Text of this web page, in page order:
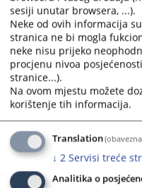
the
question
mark
key
to
get
the
keyboard
shortcuts
for
changing
dates.
to
get
sesiji unutar browsera, ...).
Neke od ovih informacija
stranica ne bi mogla
neke nisu prijeko
procjenu nivoa
stranice...).
Na ovom mjestu možete
korištenje tih informacija.
Translation
↓ 2 Servisi treće
Analitika o